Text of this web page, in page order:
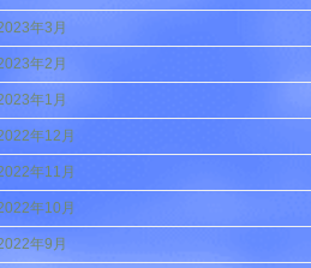
年3月
年2月
年1月
年12月
年11月
年10月
年9月